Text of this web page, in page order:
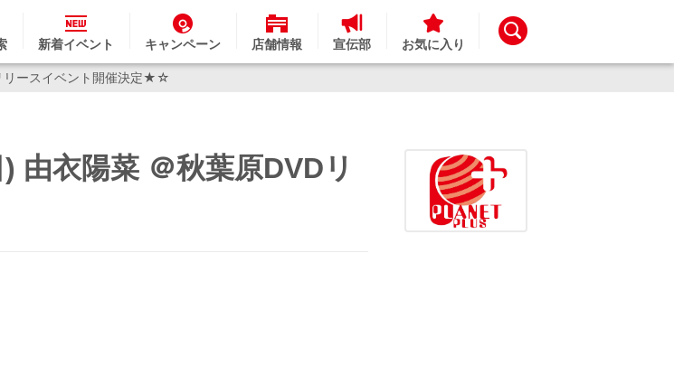
新着イベント キャンペーン 店舗情報 宣伝部 お気に入り
リースイベント開催決定★☆
由衣陽菜 ＠秋葉原DVDリ